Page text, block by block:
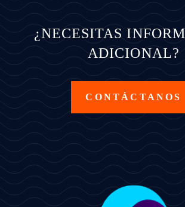
¿NECESITAS
ADICIONAL?
CONTÁCTANOS